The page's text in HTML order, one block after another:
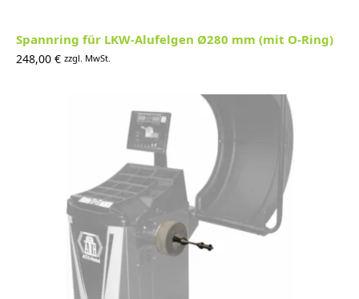
Spannring für LKW-Alufelgen Ø280 mm (mit O-Ring)
248,00 € zzgl. MwSt.